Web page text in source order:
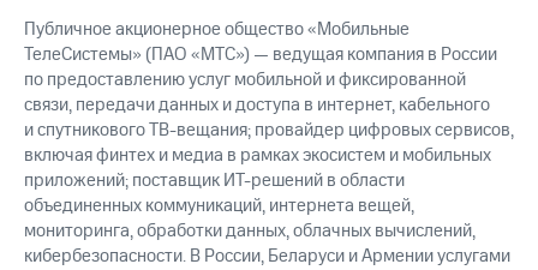
Публичное акционерное общество «Мобильные
ТелеСистемы» (ПАО «МТС») — ведущая компания в России
по предоставлению услуг мобильной и фиксированной
связи, передачи данных и доступа в интернет, кабельного
и спутникового ТВ-вещания; провайдер цифровых сервисов,
включая финтех и медиа в рамках экосистем и мобильных
приложений; поставщик ИТ-решений в области
объединенных коммуникаций, интернета вещей,
мониторинга, обработки данных, облачных вычислений,
кибербезопасности. В России, Беларуси и Армении услугами